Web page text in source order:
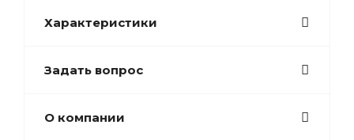
Характеристики
Задать вопрос
О компании